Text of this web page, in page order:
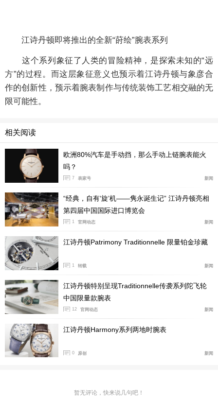
江诗丹顿即将推出的全新“莳绘”腕表系列
这个系列象征了人类的冒险精神，是探索未知的“远
方”的过程。而这层象征意义也预示着江诗丹顿与象彦合
作的创新性，预示着腕表制作与传统装饰工艺相交融的无
限可能性。
相关阅读
欧洲80%汽车是手动挡，那么手动上链腕表能火
吗？
7 表家号 新闻
“经典，自有‘旋’机——隽永诞生记” 江诗丹顿亮相
第四届中国国际进口博览会
1 官网动态 新闻
江诗丹顿Patrimony Traditionnelle 限量铂金珍藏
1 转载 新闻
江诗丹顿特别呈现Traditionnelle传袭系列陀飞轮
中国限量款腕表
12 官网动态 新闻
江诗丹顿Harmony系列两地时腕表
0 原创 新闻
暂无评论，快来说几句吧！